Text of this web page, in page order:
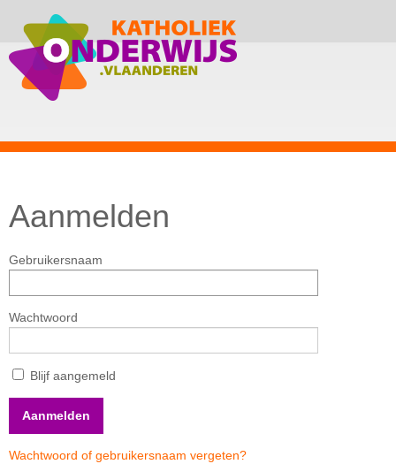
Aanmelden
Gebruikersnaam
Wachtwoord
Blijf aangemeld
Wachtwoord of gebruikersnaam vergeten?